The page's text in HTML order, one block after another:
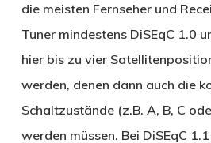
die meisten Fernseher und
Tuner mindestens DiSEqC 1.0
hier bis zu vier
werden, denen dann auch die
Schaltzustände (z.B. A, B, C
werden müssen. Bei DiSEqC